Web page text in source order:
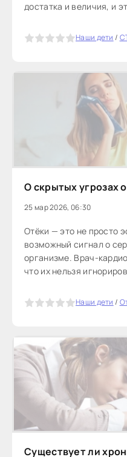
достатка и величия, и
Наши дети /
О скрытых угрозах
25 мар 2026, 06:30
Отёки — это не просто
возможный сигнал о
организме. Врач-
что их нельзя
Наши дети /
Существует ли